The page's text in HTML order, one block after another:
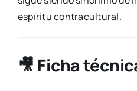
espíritu contracultural.
🎥 Ficha